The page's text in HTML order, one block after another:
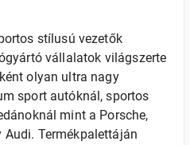
stílusú vezetők
vállalatok világszerte
olyan ultra nagy
sport autóknál, sportos
mint a Porsche,
Audi. Termékpalettáján